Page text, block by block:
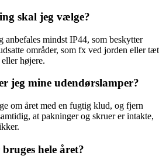
skal jeg vælge?
mindst IP44, som beskytter
områder, som fx ved jorden eller tæt
højere.
jeg mine udendørslamper?
om året med en fugtig klud, og fjern
at pakninger og skruer er intakte,
hele året?